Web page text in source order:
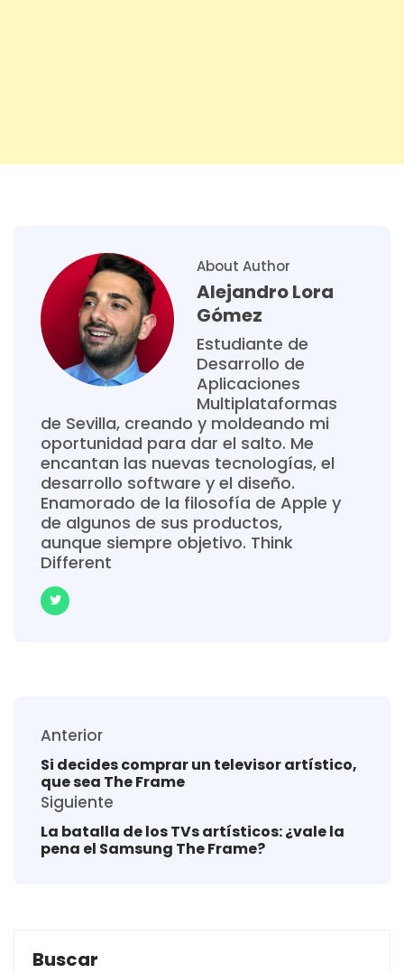
About Author
Alejandro Lora
Gómez
Estudiante de
Desarrollo de
Aplicaciones
Multiplataformas
de Sevilla, creando y moldeando mi
oportunidad para dar el salto. Me
encantan las nuevas tecnologías, el
desarrollo software y el diseño.
Enamorado de la filosofía de Apple y
de algunos de sus productos,
aunque siempre objetivo. Think
Different
Anterior
Si decides comprar un televisor artístico,
que sea The Frame
Siguiente
La batalla de los TVs artísticos: ¿vale la
pena el Samsung The Frame?
Buscar